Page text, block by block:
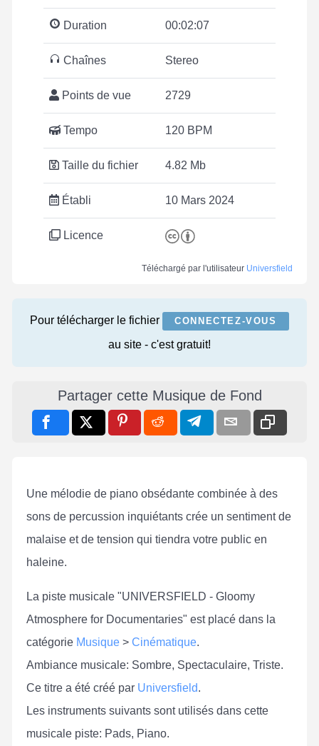
Duration 00:02:07
Chaînes Stereo
Points de vue 2729
Tempo 120 BPM
Taille du fichier 4.82 Mb
Établi 10 Mars 2024
Licence
Téléchargé par l'utilisateur Universfield
Pour télécharger le fichier CONNECTEZ-VOUS
au site - c'est gratuit!
Partager cette Musique de Fond
Une mélodie de piano obsédante combinée à des
sons de percussion inquiétants crée un sentiment de
malaise et de tension qui tiendra votre public en
haleine.
La piste musicale "UNIVERSFIELD - Gloomy
Atmosphere for Documentaries" est placé dans la
catégorie Musique > Cinématique.
Ambiance musicale: Sombre, Spectaculaire, Triste.
Ce titre a été créé par Universfield.
Les instruments suivants sont utilisés dans cette
musicale piste: Pads, Piano.